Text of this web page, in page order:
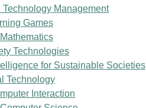
Technology Management
Games
Technologies
for Sustainable Societies
Technology
Interaction